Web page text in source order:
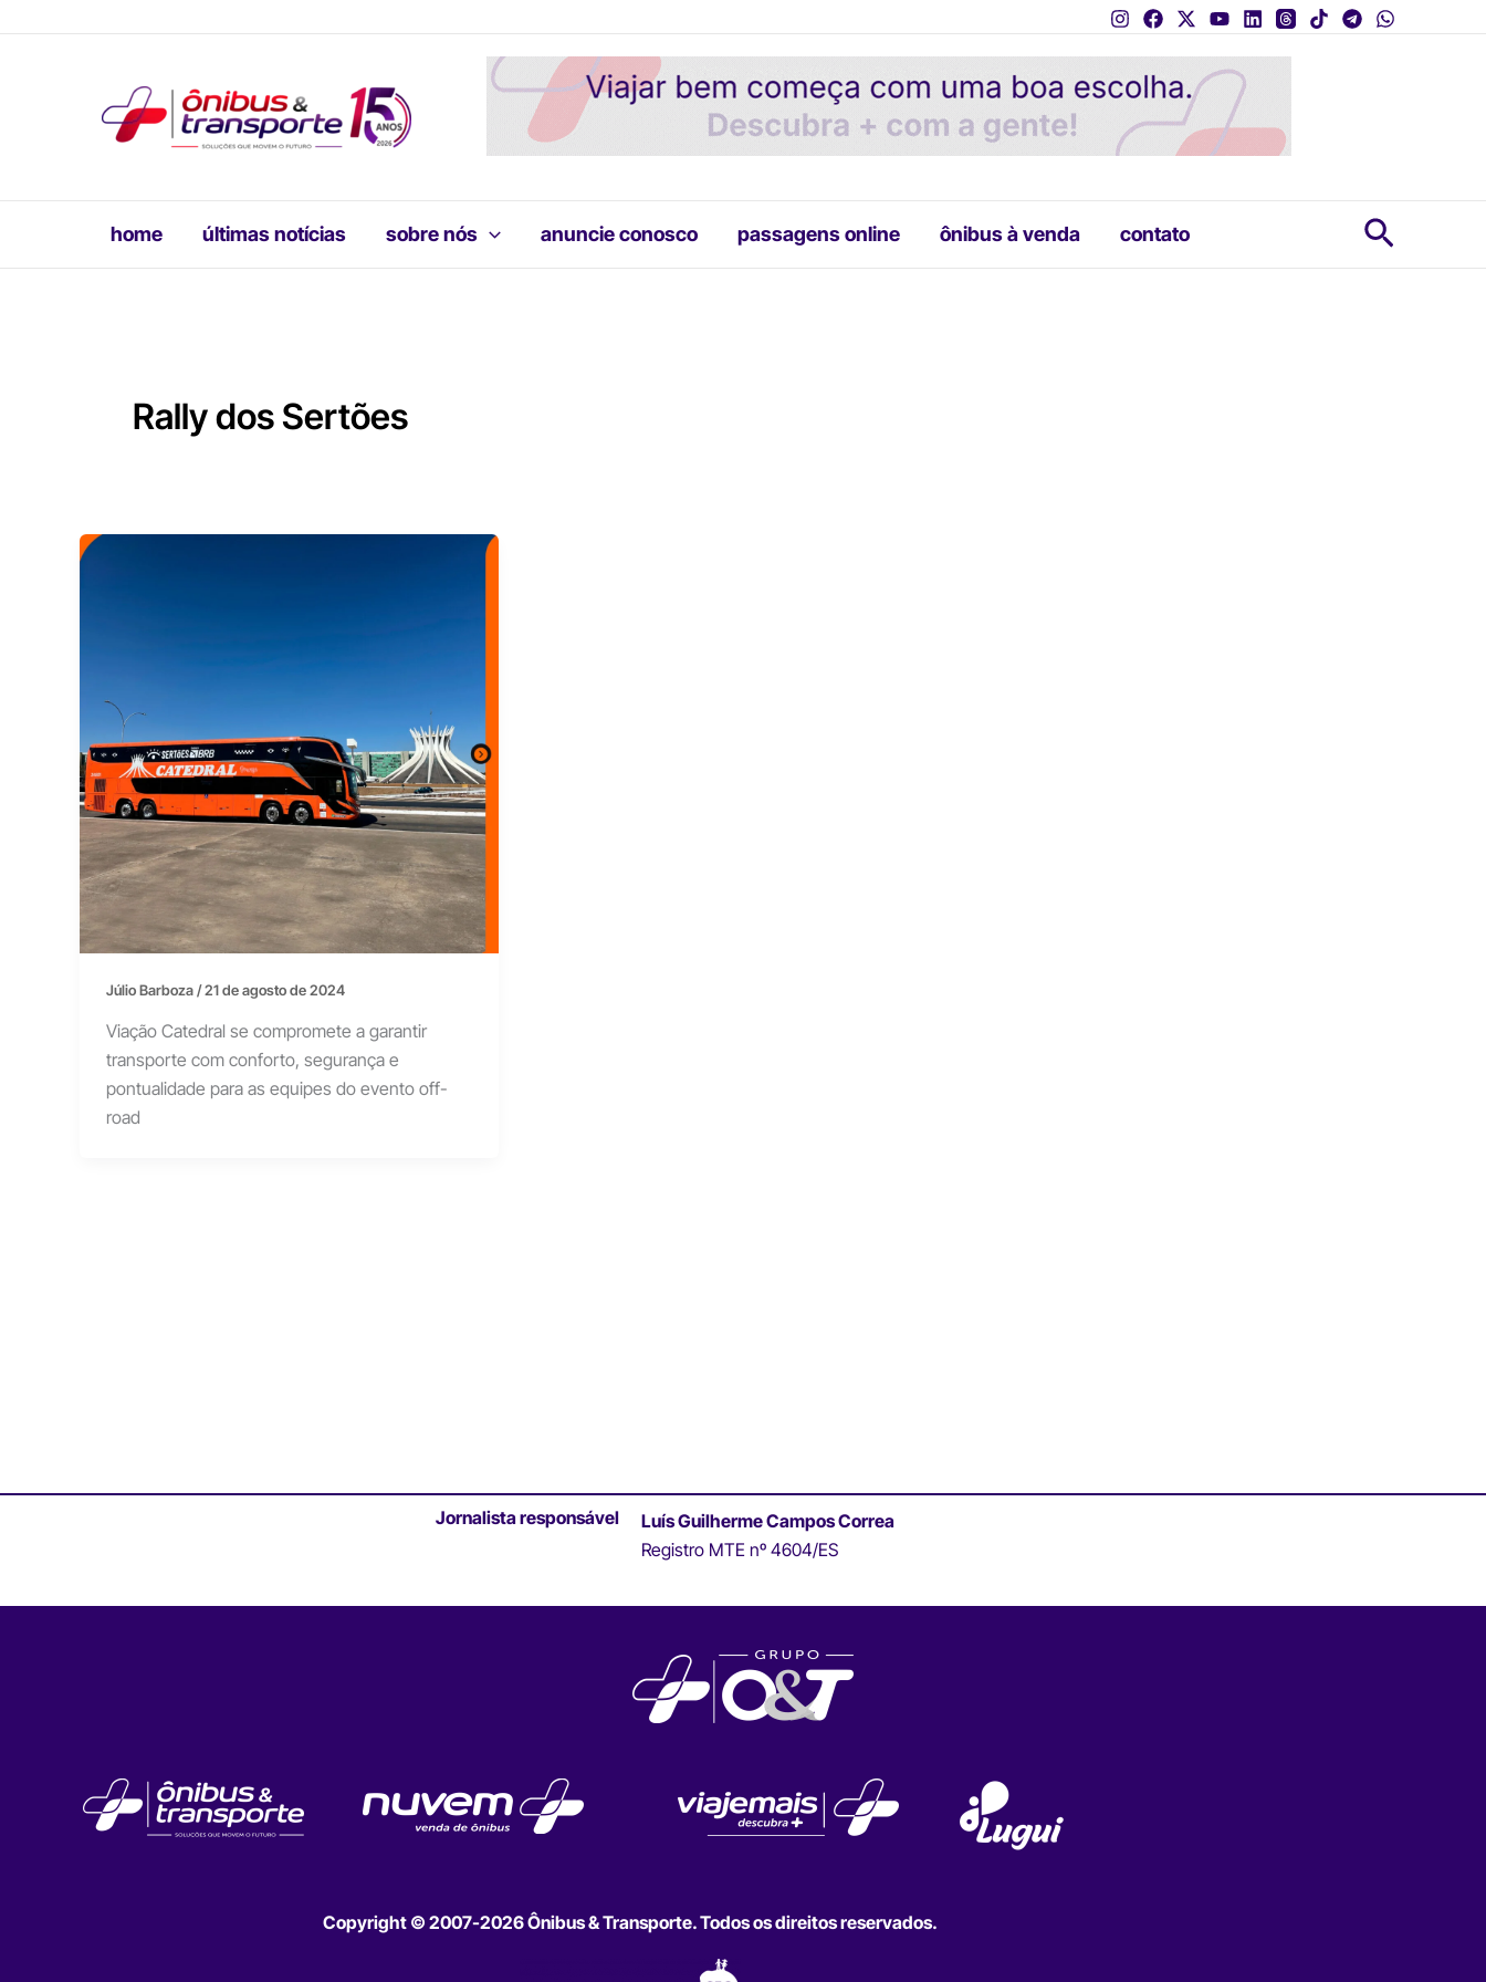
home últimas notícias sobre nós anuncie conosco passagens online ônibus à venda contato
Rally dos Sertões
Júlio Barboza/21 de agosto de 2024
Viação Catedral se compromete a garantir
transporte com conforto, segurança e
pontualidade para as equipes do evento off-
road
Jornalista responsável
Luís Guilherme Campos Correa
Registro MTE nº 4604/ES
Copyright © 2007-2026 Ônibus & Transporte. Todos os direitos reservados.